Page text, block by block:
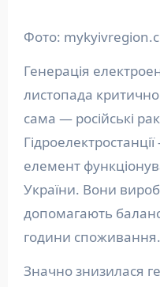
Фото:
Генерація
листопада
сама — російські
елемент
України. Вони
допомагають
години споживання.
Значно знизилася